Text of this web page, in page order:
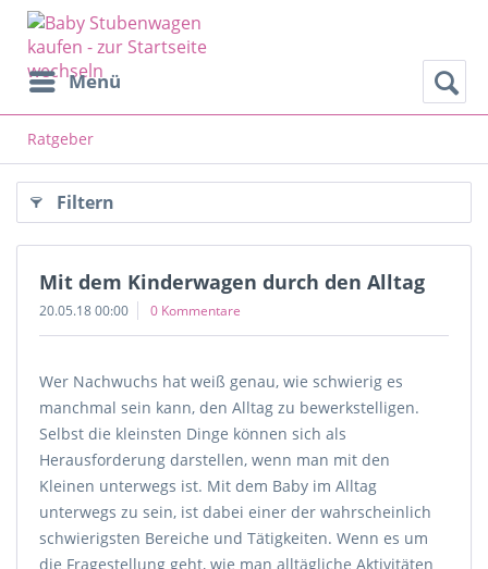
Menü
Ratgeber
Filtern
Mit dem Kinderwagen durch den Alltag
20.05.18 00:00 0 Kommentare
Wer Nachwuchs hat weiß genau, wie schwierig es
manchmal sein kann, den Alltag zu bewerkstelligen.
Selbst die kleinsten Dinge können sich als
Herausforderung darstellen, wenn man mit den
Kleinen unterwegs ist. Mit dem Baby im Alltag
unterwegs zu sein, ist dabei einer der wahrscheinlich
schwierigsten Bereiche und Tätigkeiten. Wenn es um
die Fragestellung geht, wie man alltägliche Aktivitäten